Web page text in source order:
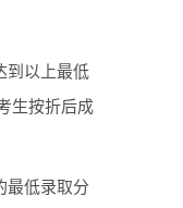
到以上最低
生按折后成
最低录取分